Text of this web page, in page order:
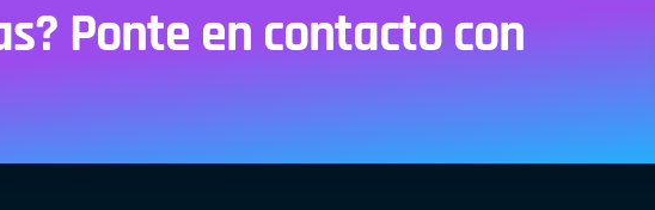
Ponte en contacto con